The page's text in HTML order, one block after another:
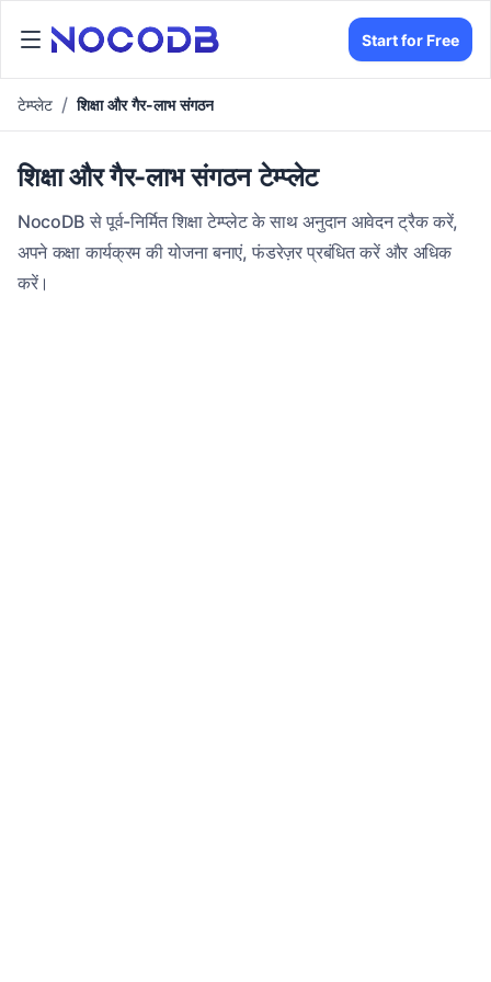
Start for Free
टेम्प्लेट शिक्षा और गैर-लाभ संगठन
शिक्षा और गैर-लाभ संगठन टेम्प्लेट
NocoDB से पूर्व-निर्मित शिक्षा टेम्प्लेट के साथ अनुदान आवेदन ट्रैक करें,
अपने कक्षा कार्यक्रम की योजना बनाएं, फंडरेज़र प्रबंधित करें और अधिक
करें।